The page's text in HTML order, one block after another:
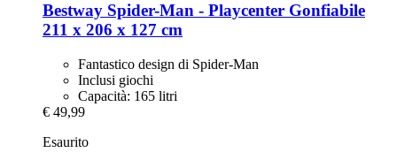
Bestway Spider-​Man -​ Playcenter Gonfiabile
211 x 206 x 127 cm
Fantastico design di Spider-Man
Inclusi giochi
Capacità: 165 litri
€ 49,99
Esaurito